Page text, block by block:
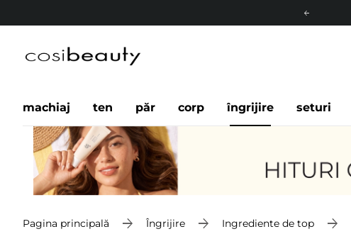
machiaj ten păr corp îngrijire seturi
Pagina principală Îngrijire Ingrediente de top